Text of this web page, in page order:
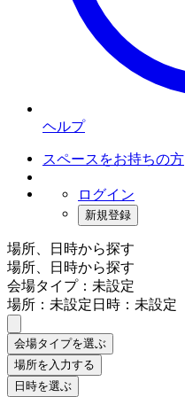
ヘルプ
スペースをお持ちの方
ログイン
新規登録
場所、日時から探す
場所、日時から探す
会場タイプ：未設定
場所：未設定日時：未設定
会場タイプを選ぶ
場所を入力する
日時を選ぶ